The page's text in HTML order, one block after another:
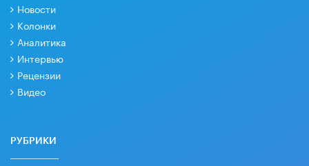
Новости
Колонки
Аналитика
Интервью
Рецензии
Видео
РУБРИКИ